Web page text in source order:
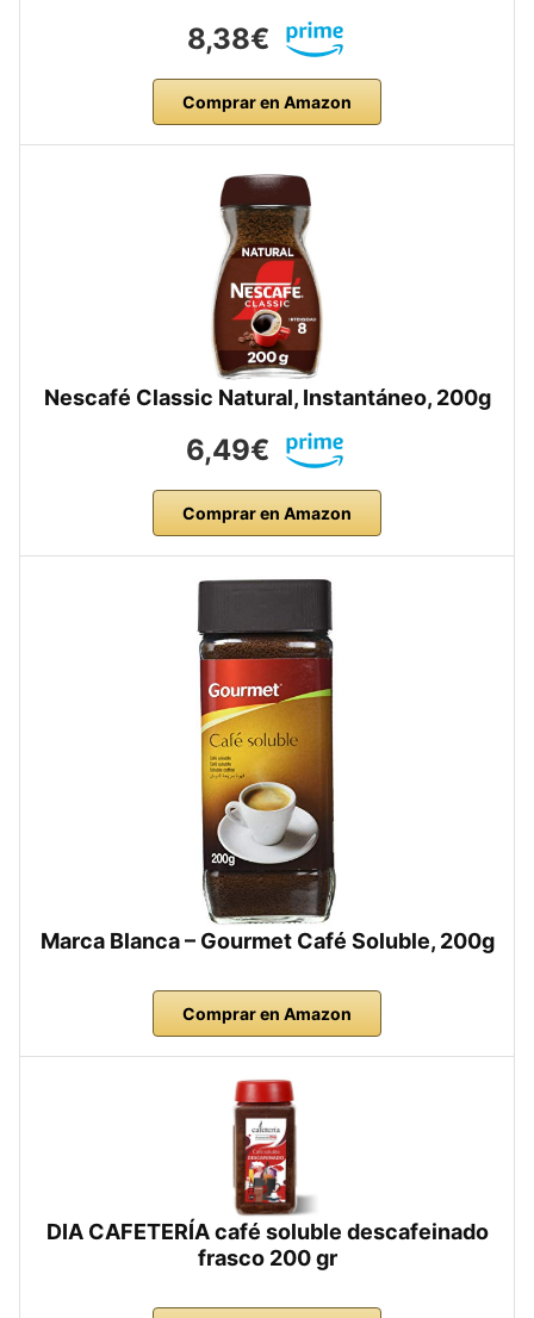
8,38€
Comprar en Amazon
Nescafé Classic Natural, Instantáneo, 200g
6,49€
Comprar en Amazon
Marca Blanca – Gourmet Café Soluble, 200g
Comprar en Amazon
DIA CAFETERÍA café soluble descafeinado
frasco 200 gr